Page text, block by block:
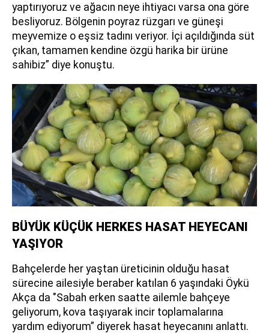
yaptırıyoruz ve ağacın neye ihtiyacı varsa ona göre
besliyoruz. Bölgenin poyraz rüzgarı ve güneşi
meyvemize o eşsiz tadını veriyor. İçi açıldığında süt
çıkan, tamamen kendine özgü harika bir ürüne
sahibiz” diye konuştu.
BÜYÜK KÜÇÜK HERKES HASAT HEYECANI
YAŞIYOR
Bahçelerde her yaştan üreticinin olduğu hasat
sürecine ailesiyle beraber katılan 6 yaşındaki Öykü
Akça da "Sabah erken saatte ailemle bahçeye
geliyorum, kova taşıyarak incir toplamalarına
yardım ediyorum” diyerek hasat heyecanını anlattı.